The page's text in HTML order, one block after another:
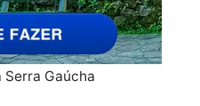
Serra Gaúcha